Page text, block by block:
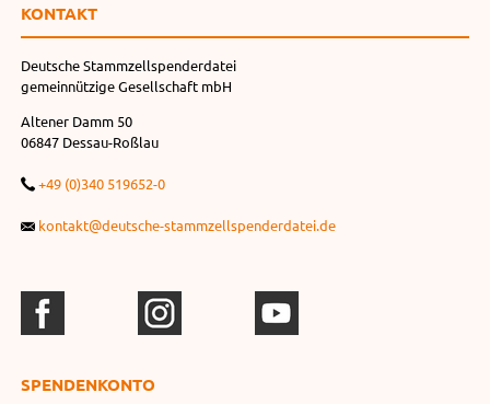
KONTAKT
Deutsche Stammzellspenderdatei
gemeinnützige Gesellschaft mbH
Altener Damm 50
06847 Dessau-Roßlau
+49 (0)340 519652-0
kontakt@deutsche-stammzellspenderdatei.de
SPENDEN­KONTO